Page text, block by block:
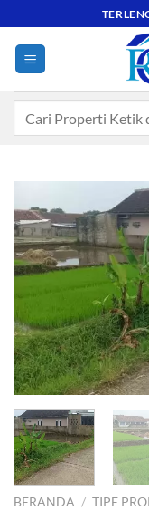
to
content
BERANDA / TIPE